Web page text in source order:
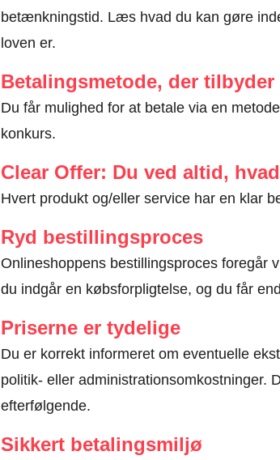
betænkningstid. Læs hvad du kan gøre
loven er.
Betalingsmetode, der tilbyder
Du får mulighed for at betale via en
konkurs.
Clear Offer: Du ved altid,
Hvert produkt og/eller service har en klar
Ryd bestillingsproces
Onlineshoppens bestillingsproces foregår
du indgår en købsforpligtelse, og du får
Priserne er tydelige
Du er korrekt informeret om eventuelle
politik- eller administrationsomkostninger.
efterfølgende.
Sikkert betalingsmiljø